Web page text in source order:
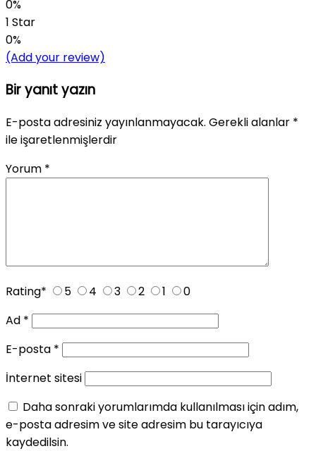
0%
1 Star
0%
(Add your review)
Bir yanıt yazın
E-posta adresiniz yayınlanmayacak. Gerekli alanlar *
ile işaretlenmişlerdir
Yorum *
Rating* 5 4 3 2 1
0
Ad *
E-posta *
İnternet sitesi
Daha sonraki yorumlarımda kullanılması için adım,
e-posta adresim ve site adresim bu tarayıcıya
kaydedilsin.